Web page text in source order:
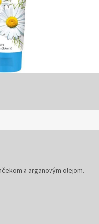
a arganovým olejom.